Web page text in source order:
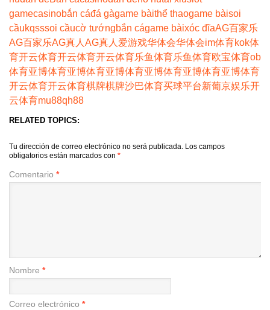
gamecasinobắn cáđá gàgame bàithể thaogame bàisoi
cầukqsssoi cầucờ tướngbắn cágame bàixóc đĩaAG百家乐
AG百家乐AG真人 AG真人 爱游戏华体会华体会im体育kok体
育开云体育开云体育开云体育乐鱼体育乐鱼体育欧宝体育ob
体育亚博体育亚博体育亚博体育亚博体育亚博体育亚博体育
开云体育开云体育棋牌棋牌沙巴体育买球平台新葡京娱乐开
云体育mu88qh88
RELATED TOPICS:
Tu dirección de correo electrónico no será publicada. Los campos
obligatorios están marcados con *
Comentario *
Nombre *
Correo electrónico *